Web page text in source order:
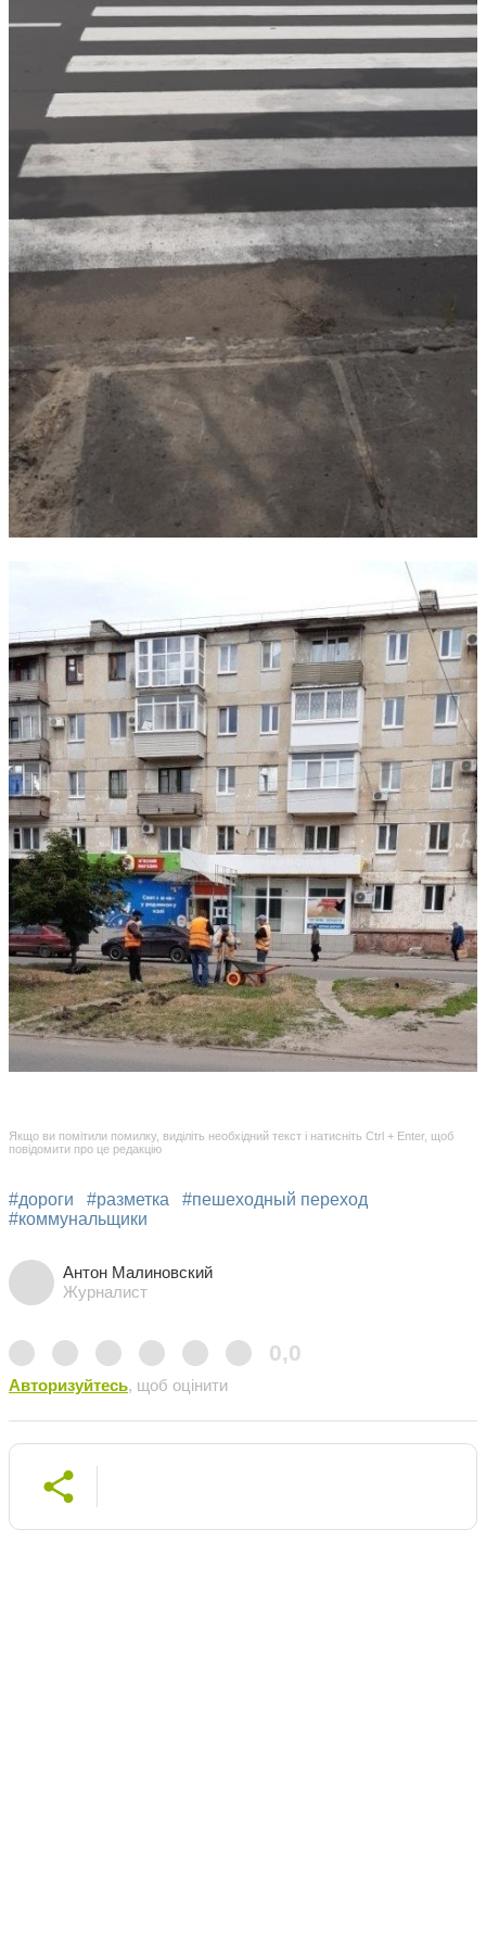
Якщо ви помітили помилку, виділіть необхідний текст і натисніть Ctrl + Enter, щоб
повідомити про це редакцію
#дороги #разметка
#пешеходный переход
#коммунальщики
Антон Малиновский
Журналист
0,0
Авторизуйтесь, щоб оцінити